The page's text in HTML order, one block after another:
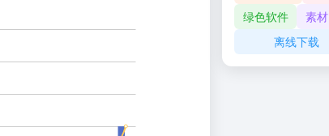
绿色软件
素
离线下载